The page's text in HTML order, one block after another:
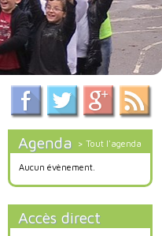
Agenda > Tout l'agenda
Aucun évènement.
Accès direct